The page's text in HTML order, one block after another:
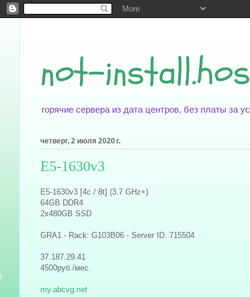
not-
горячие сервера из дата центров, без платы за
четверг, 2 июля 2020 г.
E5-1630v3
E5-1630v3 [4c / 8t] (3.7 GHz+)
64GB DDR4
2x480GB SSD
GRA1 - Rack: G103B06 - Server ID: 715504
37.187.29.41
4500руб./мес.
my.abcvg.net